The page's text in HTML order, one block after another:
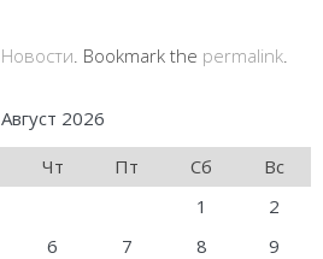
Новости . Bookmark the permalink
Август 2026
Чт Пт Сб
Вс
1
2
6 7 8
9